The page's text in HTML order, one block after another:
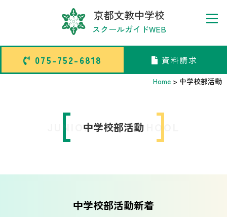
075-752-6818 資料請求
中学校部活TOP
卒業生メッセージ
京都文教中学校
スクールガイドWEB
075-752-6818 資料請求
Home > 中学校部活動
中学校部活動
JUNIOR HIGH SCHOOL
中学校部活動新着